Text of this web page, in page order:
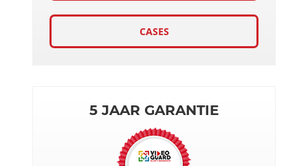
CASES
5 JAAR GARANTIE